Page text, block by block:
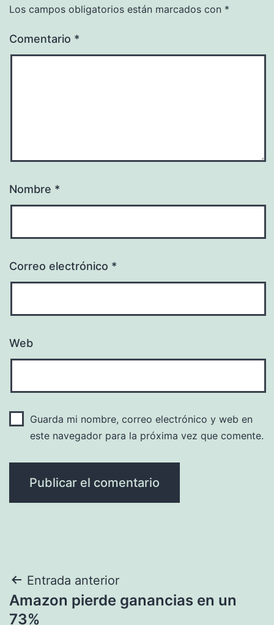
Los campos obligatorios están marcados con *
Comentario *
Nombre *
Correo electrónico *
Web
Guarda mi nombre, correo electrónico y web en
este navegador para la próxima vez que comente.
Navegación
de
Entrada anterior
Amazon pierde ganancias en un
73%